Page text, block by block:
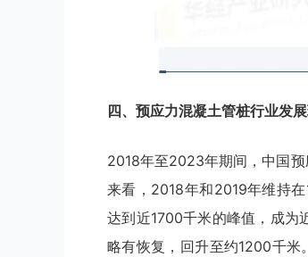
四、 预应力混凝土管桩行业发
2018年至2023年期间，中国
来看，2018年和2019年维持
达到近1700千米的峰值，成
略有恢复，回升至约1200千